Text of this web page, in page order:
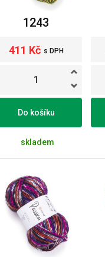
1243
411 Kč s DPH
Do košíku
skladem